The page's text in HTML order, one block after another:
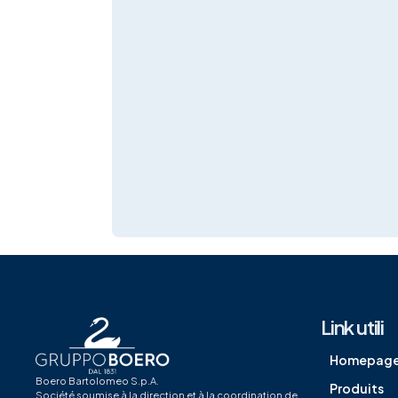
Boero Bartolomeo S.p.A.
Société soumise à la direction et à la coordination de
Link utili
Produits